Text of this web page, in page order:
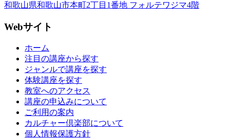
和歌山県和歌山市本町2丁目1番地 フォルテワジマ4階
Webサイト
ホーム
注目の講座から探す
ジャンルで講座を探す
体験講座を探す
教室へのアクセス
講座の申込みについて
ご利用の案内
カルチャー倶楽部について
個人情報保護方針